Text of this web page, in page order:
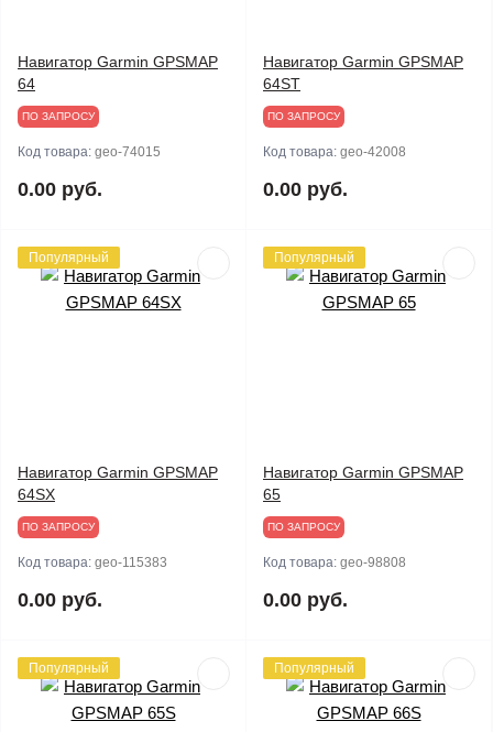
Навигатор Garmin GPSMAP
64
ПО ЗАПРОСУ
Код товара: geo-74015
0.00 руб.
Навигатор Garmin GPSMAP
64ST
ПО ЗАПРОСУ
Код товара: geo-42008
0.00 руб.
Популярный
Навигатор Garmin GPSMAP
64SX
ПО ЗАПРОСУ
Код товара: geo-115383
0.00 руб.
Популярный
Навигатор Garmin GPSMAP
65
ПО ЗАПРОСУ
Код товара: geo-98808
0.00 руб.
Популярный Популярный